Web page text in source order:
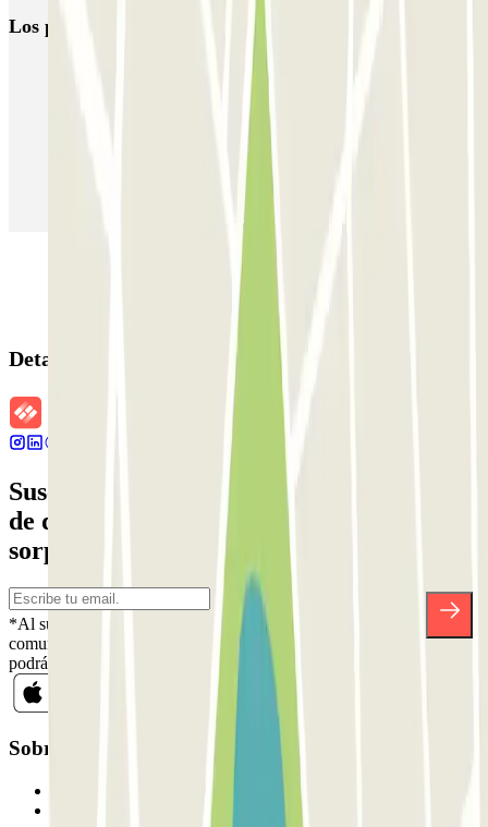
Los parkings
Parking en Barcelona
Parking en Aeropuerto Barcelona
Parking en Aeropuerto Madrid Barajas
Parking en Sants - Estación de Barcelona
Detalles de la reserva
Suscríbete a nuestra newsletter y entérate
de descuentos, sorteos y otras muchas
sorpresas.
*Al suscribirte aceptas nuestra Política de Privacidad para recibir
comunicaciones comerciales de Parclick. Sin ningún compromiso,
podrás darte de baja cuando quieras en la misma newsletter.
Sobre Parclick